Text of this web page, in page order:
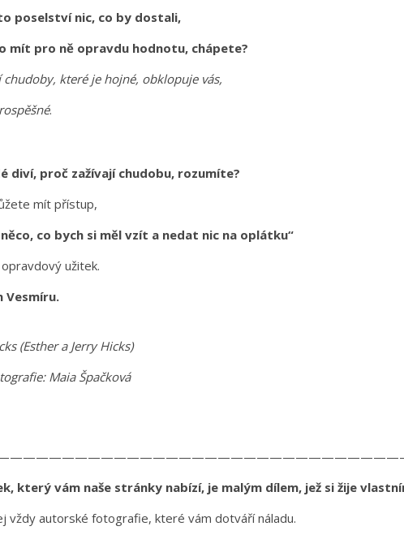
poselství nic, co by dostali,
mít pro ně opravdu hodnotu, chápete?
chudoby, které je hojné, obklopuje vás,
.
diví, proč zažívají chudobu, rozumíte?
mít přístup,
co bych si měl vzít a nedat nic na oplátku“
užitek.
Vesmíru.
(Esther a Jerry Hicks)
Maia Špačková
který vám naše stránky nabízí, je malým dílem, jež si žije
vždy autorské fotografie, které vám dotváří náladu.